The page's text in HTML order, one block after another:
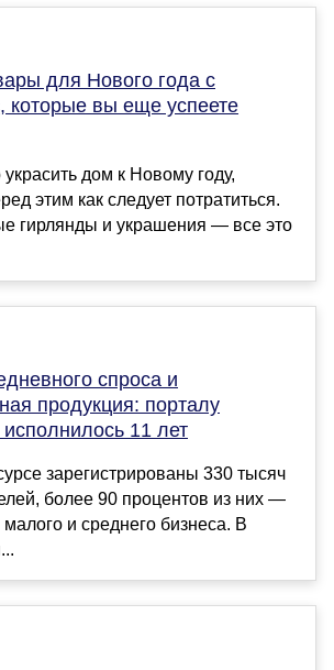
для Нового года с
которые вы еще успеете
дом к Новому году,
этим как следует потратиться.
гирлянды и украшения — все это
спроса и
продукция: порталу
11 лет
зарегистрированы 330 тысяч
более 90 процентов из них —
малого и среднего бизнеса. В